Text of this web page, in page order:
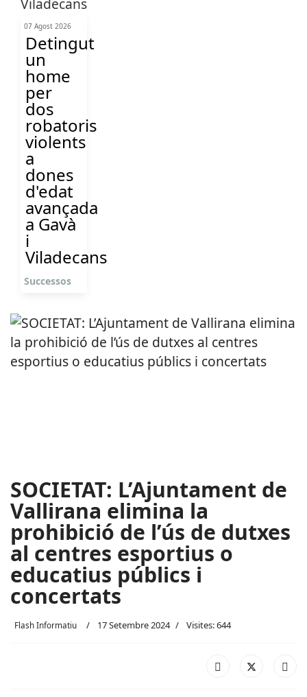
07 Agost 2026
Detingut
un
home
per
dos
robatoris
violents
a
dones
d'edat
avançada
a Gavà
i
Viladecans
Successos
SOCIETAT: L’Ajuntament de
Vallirana elimina la
prohibició de l’ús de dutxes
al centres esportius o
educatius públics i
concertats
Flash Informatiu 17 Setembre 2024 Visites: 644